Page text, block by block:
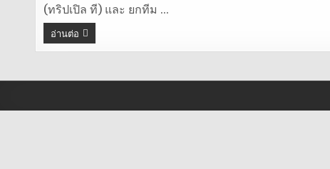
(ทริปเปิล ที) และ ยกทีม …
อ่านต่อ